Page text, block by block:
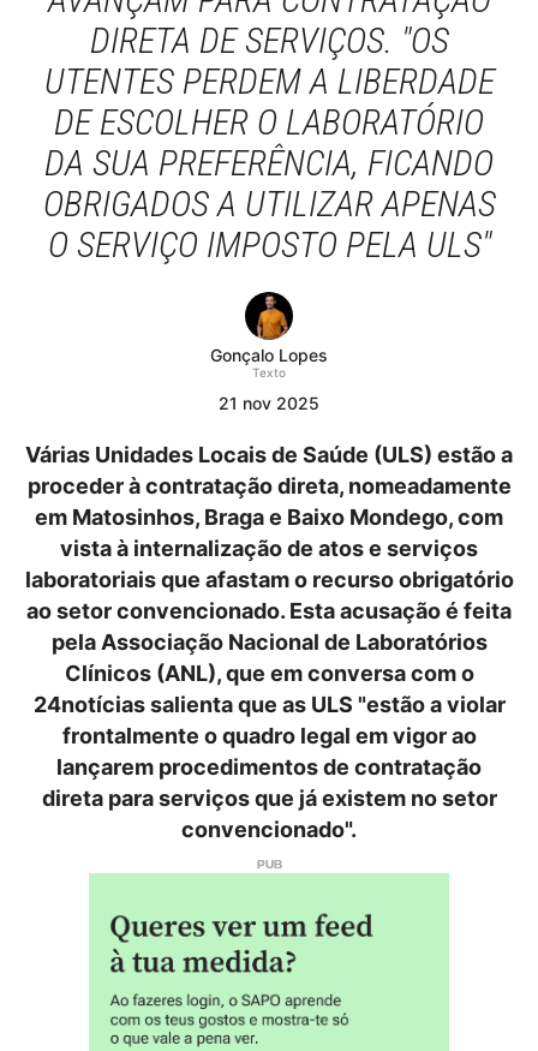
DIRETA DE SERVIÇOS. "OS
UTENTES PERDEM A LIBERDADE
DE ESCOLHER O LABORATÓRIO
DA SUA PREFERÊNCIA, FICANDO
OBRIGADOS A UTILIZAR APENAS
O SERVIÇO IMPOSTO PELA ULS"
Gonçalo Lopes
Texto
21 nov 2025
Várias Unidades Locais de Saúde (ULS) estão a
proceder à contratação direta, nomeadamente
em Matosinhos, Braga e Baixo Mondego, com
vista à internalização de atos e serviços
laboratoriais que afastam o recurso obrigatório
ao setor convencionado. Esta acusação é feita
pela Associação Nacional de Laboratórios
Clínicos (ANL), que em conversa com o
24notícias salienta que as ULS "estão a violar
frontalmente o quadro legal em vigor ao
lançarem procedimentos de contratação
direta para serviços que já existem no setor
convencionado".